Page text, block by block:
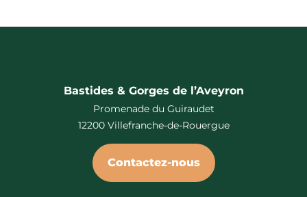
Bastides & Gorges de l’Aveyron
Promenade du Guiraudet
12200 Villefranche-de-Rouergue
Contactez-nous